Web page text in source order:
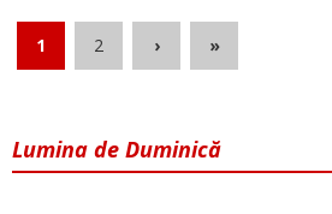
1 2 › »
Lumina de Duminică